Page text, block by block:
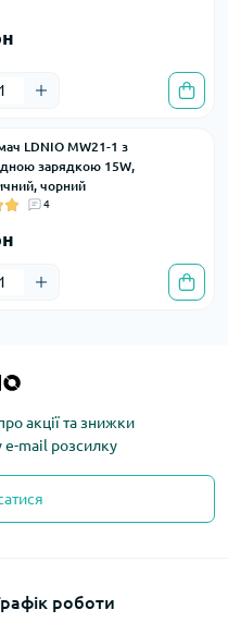
LDNIO MW21-1 з
зарядкою 15W,
чорний
4
акції та знижки
e-mail розсилку
роботи